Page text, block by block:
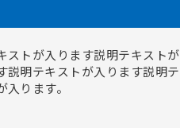
ストが入ります説明テキストが
説明テキストが入ります説明テ
ります。